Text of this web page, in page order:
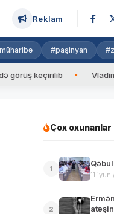
Reklam
#paşinyan
keçirilib Vladimir
Çox oxunanlar
1
11 iyun
2